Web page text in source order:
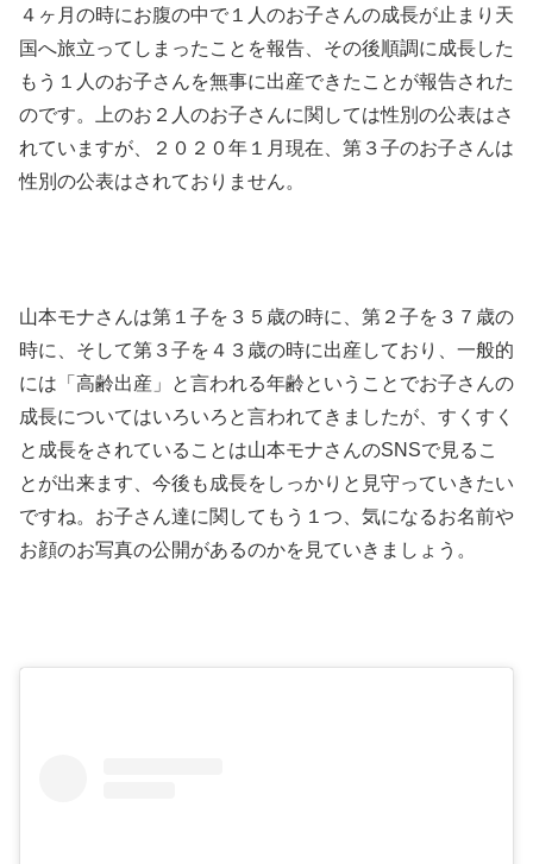
４ヶ月の時にお腹の中で１人のお子さんの成長が止まり天
国へ旅立ってしまったことを報告、その後順調に成長した
もう１人のお子さんを無事に出産できたことが報告された
のです。上のお２人のお子さんに関しては性別の公表はさ
れていますが、２０２０年１月現在、第３子のお子さんは
性別の公表はされておりません。
山本モナさんは第１子を３５歳の時に、第２子を３７歳の
時に、そして第３子を４３歳の時に出産しており、一般的
には「高齢出産」と言われる年齢ということでお子さんの
成長についてはいろいろと言われてきましたが、すくすく
と成長をされていることは山本モナさんのSNSで見るこ
とが出来ます、今後も成長をしっかりと見守っていきたい
ですね。お子さん達に関してもう１つ、気になるお名前や
お顔のお写真の公開があるのかを見ていきましょう。